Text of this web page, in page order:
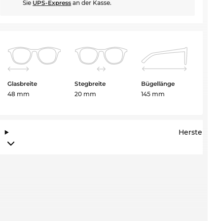
Sie UPS-Express an der Kasse.
Glasbreite
48 mm
Stegbreite
20 mm
Bügellänge
145 mm